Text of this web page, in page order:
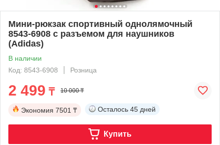
Мини-рюкзак спортивный однолямочный
8543-6908 с разъемом для наушников
(Adidas)
В наличии
Код: 8543-6908
Розница
2 499 ₸ 10 000 ₸
Экономия 7501 ₸ Осталось 45 дней
Купить